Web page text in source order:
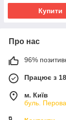
Купити
Про нас
96%
Працює з
м. Київ
буль.